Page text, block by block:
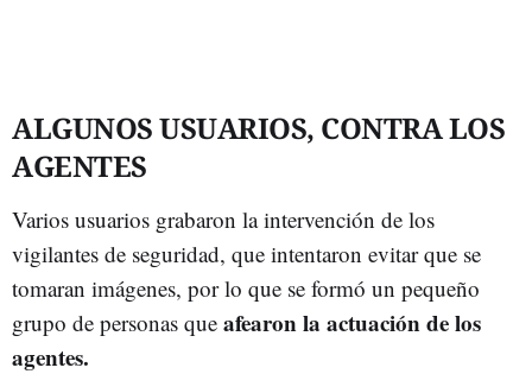
ALGUNOS USUARIOS, CONTRA LOS
AGENTES
Varios usuarios grabaron la intervención de los
vigilantes de seguridad, que intentaron evitar que se
tomaran imágenes, por lo que se formó un pequeño
grupo de personas que afearon la actuación de los
agentes.